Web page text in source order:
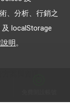
案與資訊
、分析、行銷之
localStorage
明。